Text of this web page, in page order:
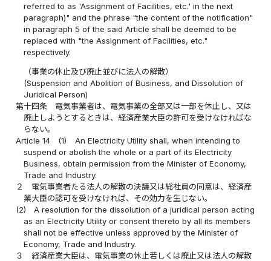
referred to as 'Assignment of Facilities, etc.' in the next
paragraph)" and the phrase "the content of the notification"
in paragraph 5 of the said Article shall be deemed to be
replaced with "the Assignment of Facilities, etc."
respectively.
（事業の休止及び廃止並びに法人の解散）
(Suspension and Abolition of Business, and Dissolution of
Juridical Person)
第十四条
電気事業者は、電気事業の全部又は一部を休止し、又は
廃止しようとするときは、経済産業大臣の許可を受けなければな
らない。
Article 14
(1)
An Electricity Utility shall, when intending to
suspend or abolish the whole or a part of its Electricity
Business, obtain permission from the Minister of Economy,
Trade and Industry.
２
電気事業者たる法人の解散の決議又は総社員の同意は、経済産
業大臣の認可を受けなければ、その効力を生じない。
(2)
A resolution for the dissolution of a juridical person acting
as an Electricity Utility or consent thereto by all its members
shall not be effective unless approved by the Minister of
Economy, Trade and Industry.
３
経済産業大臣は、電気事業の休止若しくは廃止又は法人の解散